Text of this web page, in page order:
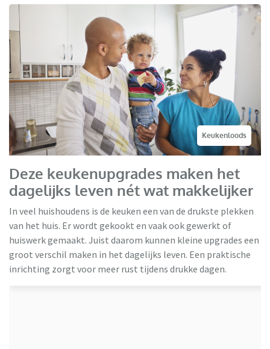
Keukenloods
Deze keukenupgrades maken het
dagelijks leven nét wat makkelijker
In veel huishoudens is de keuken een van de drukste plekken
van het huis. Er wordt gekookt en vaak ook gewerkt of
huiswerk gemaakt. Juist daarom kunnen kleine upgrades een
groot verschil maken in het dagelijks leven. Een praktische
inrichting zorgt voor meer rust tijdens drukke dagen.